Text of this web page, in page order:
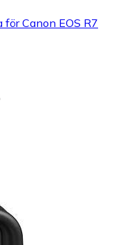
Canon EOS R7